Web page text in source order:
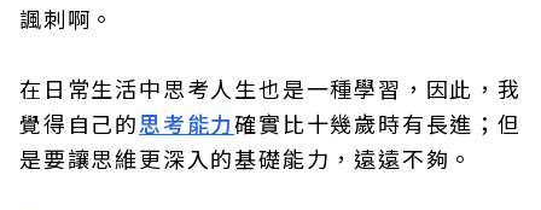
諷刺啊。
在日常生活中思考人生也是一種學習，因此，我
覺得自己的思考能力確實比十幾歲時有長進；但
是要讓思維更深入的基礎能力，遠遠不夠。